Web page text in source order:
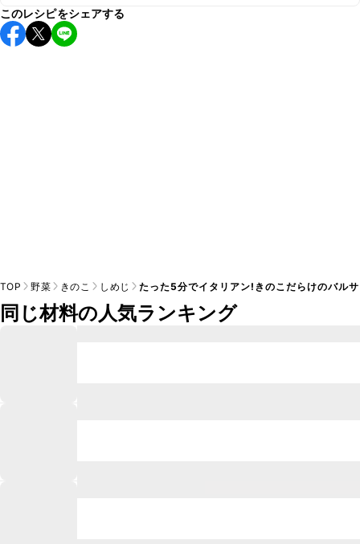
保存期間は冷蔵で翌日中が目安です。なるべくお早めにお召
し上がりください。
このレシピをシェアする
TOP 野菜 きのこ しめじ たった5分でイタリアン!きのこだらけのバル
同じ材料の人気ランキング